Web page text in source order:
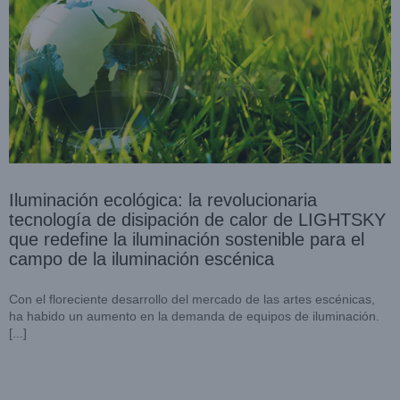
Iluminación ecológica: la revolucionaria
tecnología de disipación de calor de LIGHTSKY
que redefine la iluminación sostenible para el
campo de la iluminación escénica
Con el floreciente desarrollo del mercado de las artes escénicas,
ha habido un aumento en la demanda de equipos de iluminación.
[...]